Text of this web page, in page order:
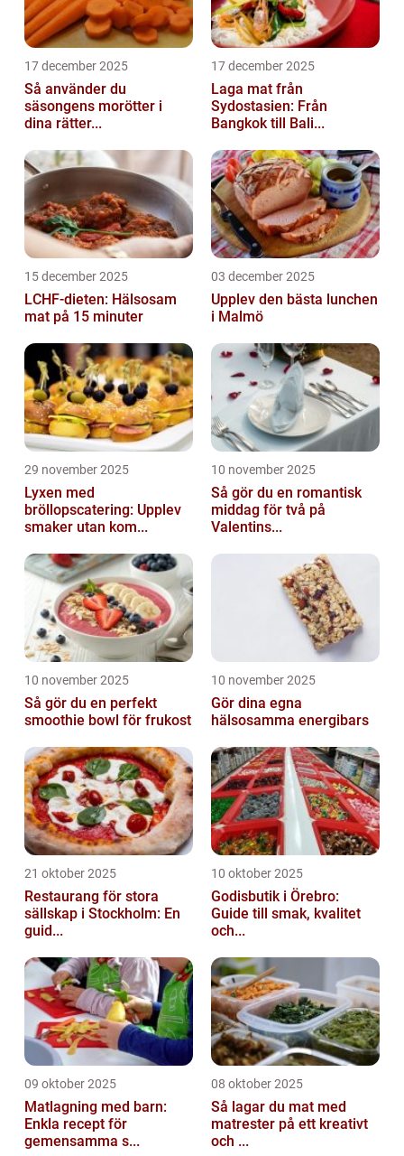
17 december 2025
Så använder du
säsongens morötter i
dina rätter...
17 december 2025
Laga mat från
Sydostasien: Från
Bangkok till Bali...
15 december 2025
LCHF-dieten: Hälsosam
mat på 15 minuter
03 december 2025
Upplev den bästa lunchen
i Malmö
29 november 2025
Lyxen med
bröllopscatering: Upplev
smaker utan kom...
10 november 2025
Så gör du en romantisk
middag för två på
Valentins...
10 november 2025
Så gör du en perfekt
smoothie bowl för frukost
10 november 2025
Gör dina egna
hälsosamma energibars
21 oktober 2025
Restaurang för stora
sällskap i Stockholm: En
guid...
10 oktober 2025
Godisbutik i Örebro:
Guide till smak, kvalitet
och...
09 oktober 2025
Matlagning med barn:
Enkla recept för
gemensamma s...
08 oktober 2025
Så lagar du mat med
matrester på ett kreativt
och ...